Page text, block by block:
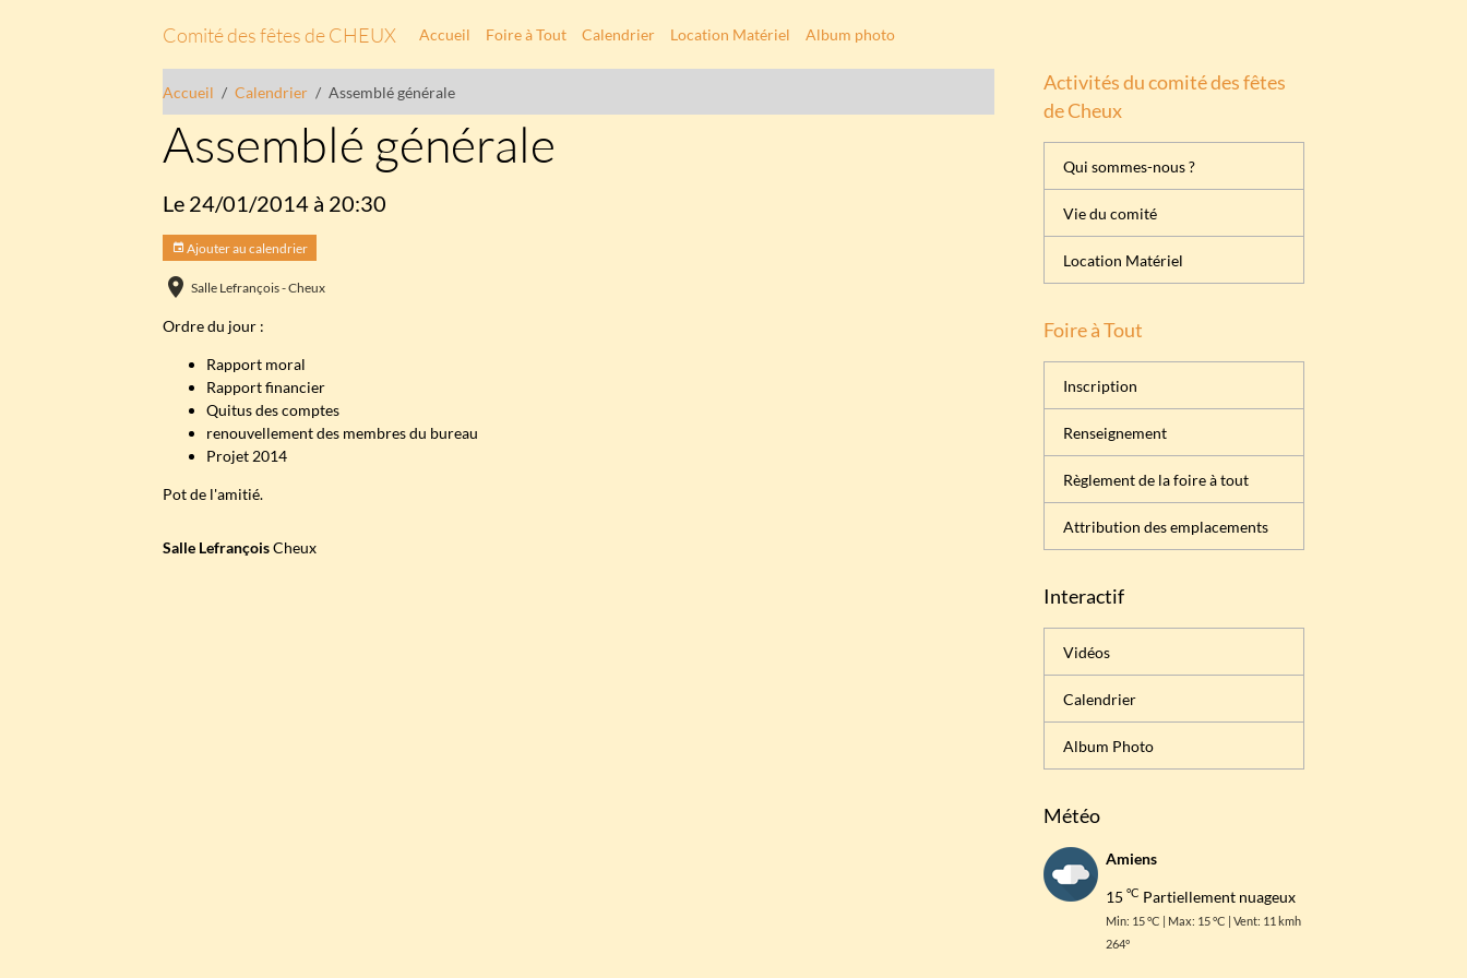
Comité des fêtes de CHEUX Accueil Foire à Tout Calendrier Location Matériel Album photo
Accueil Calendrier Assemblé générale
Assemblé générale
Le 24/01/2014 à 20:30
Ajouter au calendrier
Salle Lefrançois - Cheux
Ordre du jour :
Rapport moral
Rapport financier
Quitus des comptes
renouvellement des membres du bureau
Projet 2014
Pot de l'amitié.
Salle LefrançoisCheux
Activités du comité des fêtes
de Cheux
Qui sommes-nous ?
Vie du comité
Location Matériel
Foire à Tout
Inscription
Renseignement
Règlement de la foire à tout
Attribution des emplacements
Interactif
Vidéos
Calendrier
Album Photo
Météo
Amiens
15 °C Partiellement nuageux
Min: 15 °C | Max: 15 °C | Vent: 11 kmh
264°